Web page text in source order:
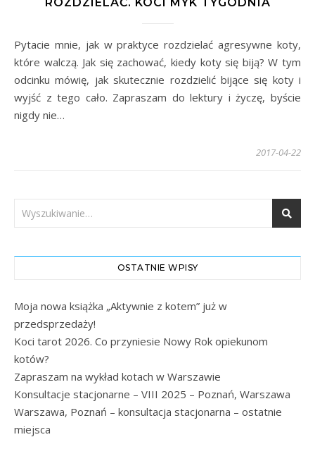
Pytacie mnie, jak w praktyce rozdzielać agresywne koty,
które walczą. Jak się zachować, kiedy koty się biją? W tym
odcinku mówię, jak skutecznie rozdzielić bijące się koty i
wyjść z tego cało. Zapraszam do lektury i życzę, byście
nigdy nie…
2017-04-22
OSTATNIE WPISY
Moja nowa książka „Aktywnie z kotem” już w
przedsprzedaży!
Koci tarot 2026. Co przyniesie Nowy Rok opiekunom
kotów?
Zapraszam na wykład kotach w Warszawie
Konsultacje stacjonarne – VIII 2025 – Poznań, Warszawa
Warszawa, Poznań – konsultacja stacjonarna – ostatnie
miejsca